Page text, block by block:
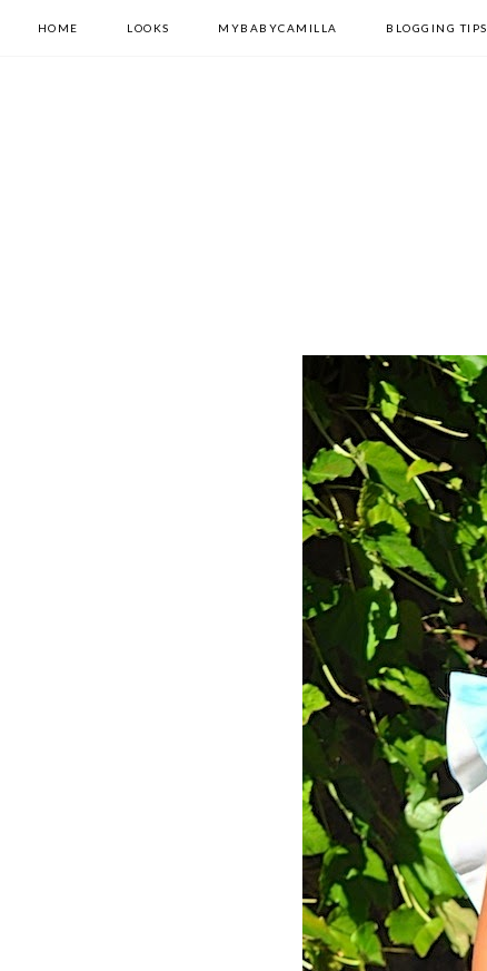
HOME LOOKS MYBABYCAMILLA BLOGGING TIPS